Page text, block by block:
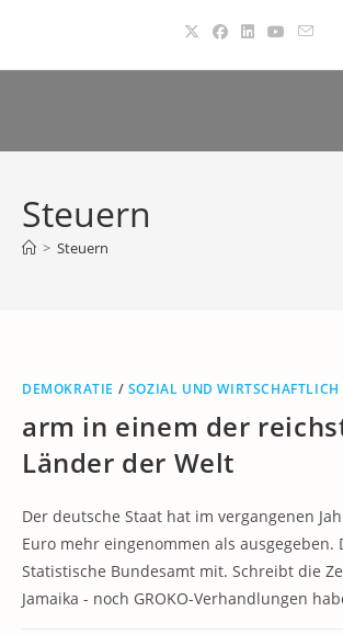
springen
Steuern
> Steuern
DEMOKRATIE / SOZIAL UND WIRTSCHAFTLICH
arm in einem der
Länder der Welt
Der deutsche Staat hat im vergangenen
Euro mehr eingenommen als ausgegeben.
Statistische Bundesamt mit. Schreibt die
Jamaika - noch GROKO-Verhandlungen